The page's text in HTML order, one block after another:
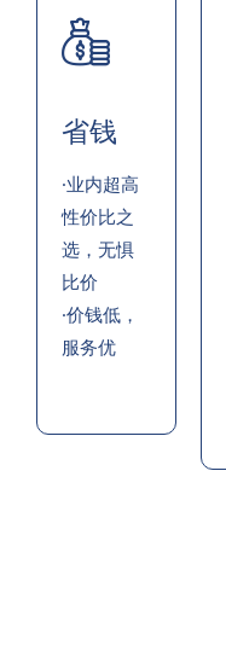
省钱
·业内超高
性价比之
选，无惧
比价
·价钱低，
服务优